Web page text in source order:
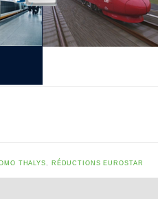
THALYS RÉDUCTIONS EUROSTAR